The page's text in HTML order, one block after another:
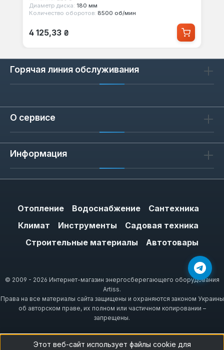
Диаметр диска: 180 мм
Количество оборотов: 8500 об/мин
Обычная цена:
4 125,33 ₴
Горячая линия обслуживания
О сервисе
Информация
Отопление Водоснабжение
Сантехника
Климат
Инструменты
Садовая техника
Строительные материалы
Автотовары
© 2009 - 2026 Интернет-магазин энергосберегающего оборудования
Artiss.
Права на все материалы сайта защищены и охраняются законом Украины
об авторском праве, их полном или частичном копировании –
запрещены.
Этот веб-сайт использует файлы cookie для